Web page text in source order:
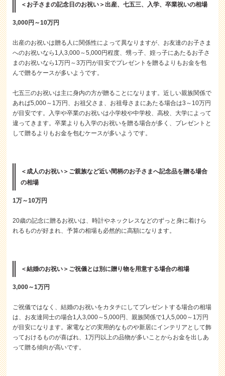
＜お子さまの記念日のお祝い＞出産、七五三、入学、卒業祝いの相場
3,000円～10万円
出産のお祝いは贈る人に関係性によって異なりますが、お友達のお子さま
へのお祝いなら1人3,000～5,000円程度、甥っ子、姪っ子にあたるお子さ
まのお祝いなら1万円～3万円が目安でプレゼントを贈るよりもお金を包
んで贈るケースが多いようです。
七五三のお祝いは主に身内の方が贈ることになります。近しい親族関係で
あれば5,000～1万円、お祖父さま、お祖母さまにあたる場合は3～10万円
が目安です。入学や卒業のお祝いは小学校や中学校、高校、大学によって
違ってきます。卒業よりも入学のお祝いを贈る場合が多く、プレゼントと
して贈るよりもお金を包むケースが多いようです。
＜成人のお祝い＞ご親族など近い間柄のお子さまへ記念品を贈る場合
の相場
1万～10万円
20歳の記念に贈るお祝いは、時計やネックレスなどのずっと身に着けら
れるものが好まれ、予算の相場も必然的に高額になります。
＜結婚のお祝い＞ご祝儀とは別に贈り物を用意する場合の相場
3,000～1万円
ご祝儀ではなく、結婚のお祝いをカタチにしてプレゼントする場合の相場
は、お友達同士の場合1人3,000～5,000円、親族関係で1人5,000～1万円
が目安になります。家電などの実用的なものや新居にインテリアとして飾
っておけるものが喜ばれ、1万円以上の品物が多いことからお金を出しあ
って贈る傾向が高いです。